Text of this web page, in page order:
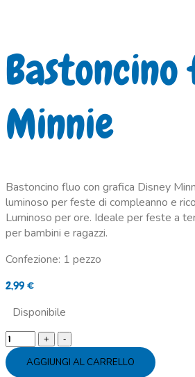
Minnie
Bastoncino fluo con grafica Disney
luminoso per feste di compleanno e
Luminoso per ore. Ideale per feste a
per bambini e ragazzi.
Confezione: 1 pezzo
2,99€
Disponibile
Bastoncino
fluo
MinnieAGGIUNGI AL CARRELLO